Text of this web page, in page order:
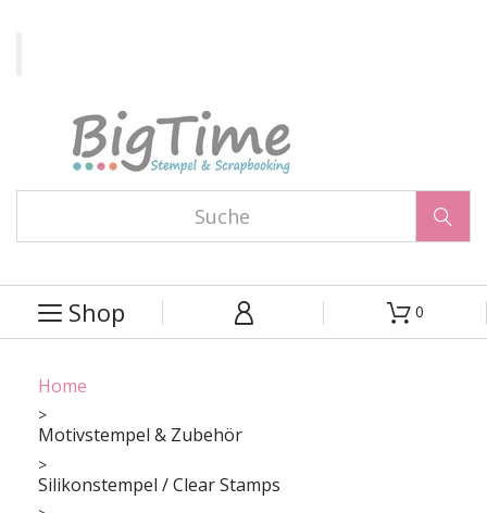

 Shop   0
Home
Motivstempel & Zubehör
Silikonstempel / Clear Stamps